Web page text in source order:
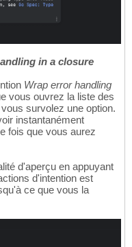
in a closure
Wrap error handling
vous ouvrez la liste des
survolez une option.
instantanément
fois que vous aurez
d'aperçu en appuyant
d'intention est
ce que vous la